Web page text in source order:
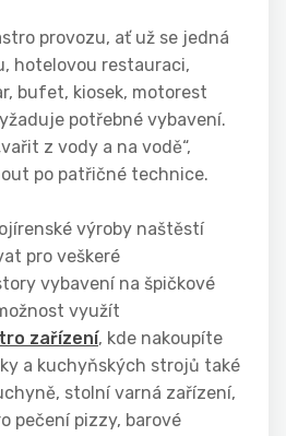
provozu, ať už se jedná
hotelovou restauraci,
bufet, kiosek, motorest
potřebné vybavení.
z vody a na vodě“,
po patřičné technice.
výroby naštěstí
pro veškeré
vybavení na špičkové
využít
zařízení, kde nakoupíte
a kuchyňských strojů také
stolní varná zařízení,
pečení pizzy, barové